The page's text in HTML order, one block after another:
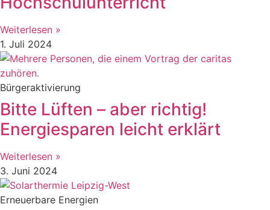
Weiterlesen »
1. Juli 2024
Bürgeraktivierung
Bitte Lüften – aber richtig!
Energiesparen leicht erklärt
Weiterlesen »
3. Juni 2024
Erneuerbare Energien